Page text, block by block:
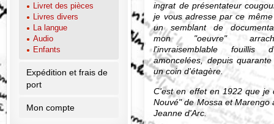
ingrat de présentateur
je vous adresse par ce
un semblant de
mon "oeuvre"
l'invraisemblable fouillis
amoncelées, depuis
un coin d'étagère.
C'est en effet en 1922 que je
Nouvé" de Mossa et Marengo
Jeanne d'Arc.
Livret des pièces
Livres divers
La langue
Audio
Enfants
Expédition et frais de
port
Mon compte